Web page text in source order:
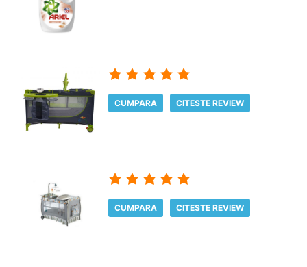
CUMPARA CITESTE REVIEW
CUMPARA CITESTE REVIEW